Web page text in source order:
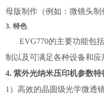
母版制作（例如：微镜头制
3. 特色
EVG770的主要功能包
制以及可满足各种设备和应
4.紫外光纳米压印机参数特
1）高效的晶圆级光学微透